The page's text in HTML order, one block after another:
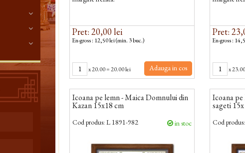
Pret: 20,00 lei
En-gross : 12,50 lei (min. 3 buc.)
x20.00=20.00 lei Adauga in cos
Pret:
En-gross :
x23.00
Icoana pe lemn - Maica Domnului din
Kazan 15x18 cm
Cod produs: L 1891-982 in stoc
Icoana
sageti
Cod produs: